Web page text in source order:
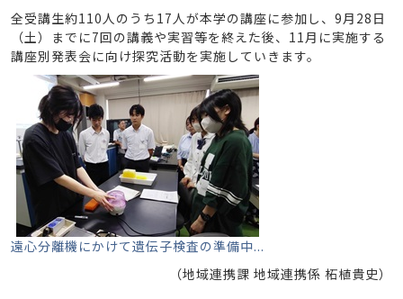
全受講生約110人のうち17人が本学の講座に参加し、9月28日
（土）までに7回の講義や実習等を終えた後、11月に実施する
講座別発表会に向け探究活動を実施していきます。
遠心分離機にかけて遺伝子検査の準備中...
（地域連携課 地域連携係 柘植貴史）